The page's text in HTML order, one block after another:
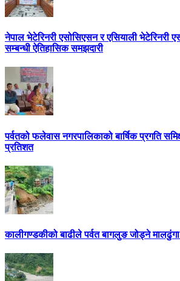
नेपाल भेटेरिनरी एसोसिएसन र एसियाली भेटेरिनरी
सम्बन्धी ऐतिहासिक समझदारी
पर्वतको फलेवास नगरपालिकाको बार्षिक प्रगति
प्रतिशत
कालीगण्डकीको बाढीले पर्वत बागलुङ जोड्ने मालढुंगा